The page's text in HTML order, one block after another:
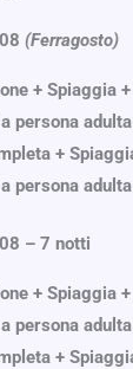
(Ferragosto)
+ Spiaggia
persona adulta
+
persona adulta
– 7 notti
+ Spiaggia
persona adulta
+